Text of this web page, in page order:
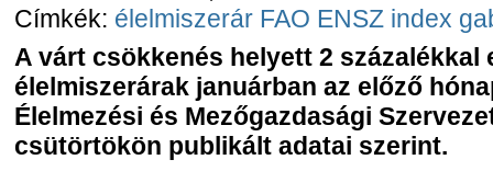
Címkék: élelmiszerár FAO ENSZ index
A várt csökkenés helyett 2 százalékkal
élelmiszerárak januárban az előző
Élelmezési és Mezőgazdasági
csütörtökön publikált adatai szerint.